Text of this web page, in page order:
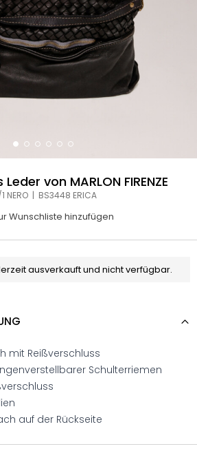
von MARLON FIRENZE
NERO | BS3448 ERICA
Wunschliste hinzufügen
ausverkauft und nicht verfügbar.
mit Reißverschluss
Schulterriemen
auf der Rückseite